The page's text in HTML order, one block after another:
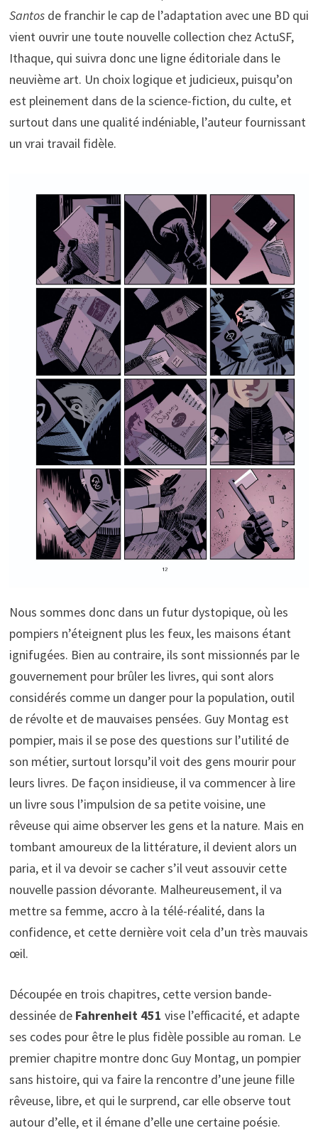
Santosde franchir le cap de l’adaptation avec une BD qui
vient ouvrir une toute nouvelle collection chez ActuSF,
Ithaque, qui suivra donc une ligne éditoriale dans le
neuvième art. Un choix logique et judicieux, puisqu’on
est pleinement dans de la science-fiction, du culte, et
surtout dans une qualité indéniable, l’auteur fournissant
un vrai travail fidèle.
Nous sommes donc dans un futur dystopique, où les
pompiers n’éteignent plus les feux, les maisons étant
ignifugées. Bien au contraire, ils sont missionnés par le
gouvernement pour brûler les livres, qui sont alors
considérés comme un danger pour la population, outil
de révolte et de mauvaises pensées. Guy Montag est
pompier, mais il se pose des questions sur l’utilité de
son métier, surtout lorsqu’il voit des gens mourir pour
leurs livres. De façon insidieuse, il va commencer à lire
un livre sous l’impulsion de sa petite voisine, une
rêveuse qui aime observer les gens et la nature. Mais en
tombant amoureux de la littérature, il devient alors un
paria, et il va devoir se cacher s’il veut assouvir cette
nouvelle passion dévorante. Malheureusement, il va
mettre sa femme, accro à la télé-réalité, dans la
confidence, et cette dernière voit cela d’un très mauvais
œil.
Découpée en trois chapitres, cette version bande-
dessinée de Fahrenheit 451 vise l’efficacité, et adapte
ses codes pour être le plus fidèle possible au roman. Le
premier chapitre montre donc Guy Montag, un pompier
sans histoire, qui va faire la rencontre d’une jeune fille
rêveuse, libre, et qui le surprend, car elle observe tout
autour d’elle, et il émane d’elle une certaine poésie.